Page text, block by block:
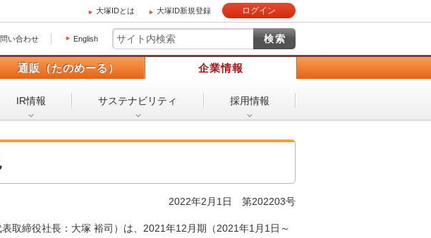
大塚IDとは 大塚ID新規登録 ログイン
い合わせ English
通販（たのめーる） 企業情報
IR情報 サステナビリティ 採用情報
2022年2月1日 第202203号
取締役社長：大塚 裕司）は、2021年12月期（2021年1月1日～